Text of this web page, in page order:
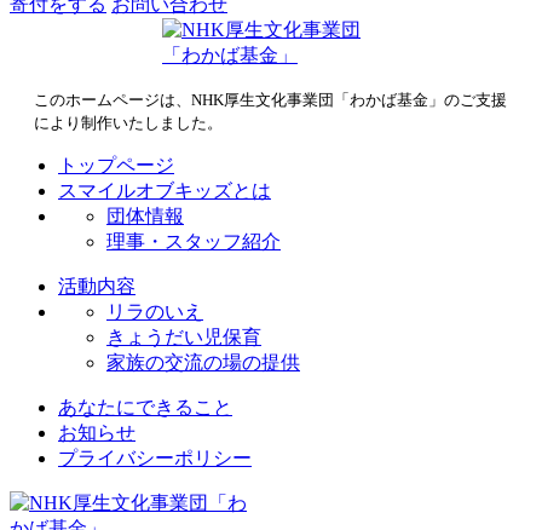
このホームページは、NHK厚生文化事業団「わかば基金」のご支援
により制作いたしました。
トップページ
スマイルオブキッズとは
団体情報
理事・スタッフ紹介
活動内容
リラのいえ
きょうだい児保育
家族の交流の場の提供
あなたにできること
お知らせ
プライバシーポリシー